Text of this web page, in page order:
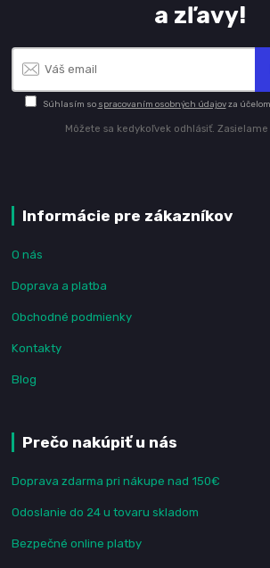
a zľavy!
Súhlasím so spracovaním osobných údajovza
Môžete sa kedykoľvek odhlásiť. Zasielame
Informácie pre zákazníkov
O nás
Doprava a platba
Obchodné podmienky
Kontakty
Blog
Prečo nakúpiť u nás
Doprava zdarma pri nákupe nad 150€
Odoslanie do 24 u tovaru skladom
Bezpečné online platby